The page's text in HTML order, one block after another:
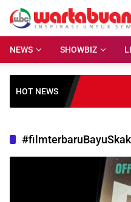
NEWS
SHOWBIZ
HOT NEWS
#filmterbaruBayuSkak